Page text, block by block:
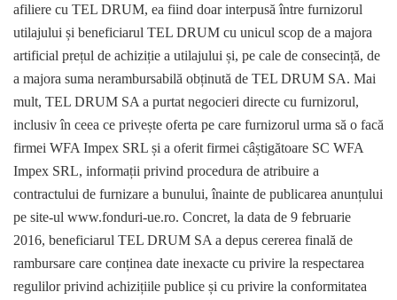
afiliere cu TEL DRUM, ea fiind doar interpusă între furnizorul
utilajului și beneficiarul TEL DRUM cu unicul scop de a majora
artificial prețul de achiziție a utilajului și, pe cale de consecință, de
a majora suma nerambursabilă obținută de TEL DRUM SA. Mai
mult, TEL DRUM SA a purtat negocieri directe cu furnizorul,
inclusiv în ceea ce privește oferta pe care furnizorul urma să o facă
firmei WFA Impex SRL și a oferit firmei câștigătoare SC WFA
Impex SRL, informații privind procedura de atribuire a
contractului de furnizare a bunului, înainte de publicarea anunțului
pe site-ul www.fonduri-ue.ro. Concret, la data de 9 februarie
2016, beneficiarul TEL DRUM SA a depus cererea finală de
rambursare care conținea date inexacte cu privire la respectarea
regulilor privind achizițiile publice și cu privire la conformitatea